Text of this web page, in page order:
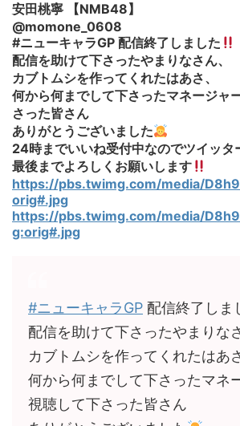
安田桃寧 【NMB48】
@momone_0608
#ニューキャラGP 配信終了しました
配信を助けて下さったやまりなさん、
カブトムシを作ってくれたはあさ、
何から何までして下さったマネージャ
さった皆さん
ありがとうございました
24時までいいね受付中なのでツイッタ
最後までよろしくお願いします
https://pbs.twimg.com/media/
orig#.jpg
https://pbs.twimg.com/media/
g:orig#.jpg
#ニューキャラGP 配信終了しま
配信を助けて下さったやまりな
カブトムシを作ってくれたはあさ
何から何までして下さったマネ
視聴して下さった皆さん